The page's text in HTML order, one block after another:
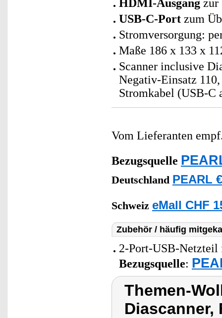
HDMI-Ausgang zur
USB-C-Port zum
Stromversorgung:
Maße 186 x 133 x
Scanner inclusive
Negativ-Einsatz
Stromkabel (USB-C
Vom Lieferanten
Bezugsquelle
Deutschland PEARL
Schweiz eMall CHF
Zubehör / häufig
2-Port-USB-Netzteil
Bezugsquelle:
Themen-
Diascanner,